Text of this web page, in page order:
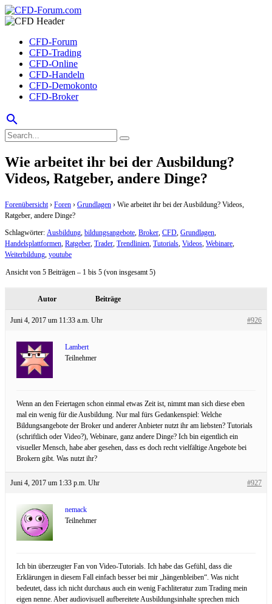
CFD-Forum
CFD-Trading
CFD-Online
CFD-Handeln
CFD-Demokonto
CFD-Broker
search
Wie arbeitet ihr bei der Ausbildung?
Videos, Ratgeber, andere Dinge?
Forenübersicht › Foren › Grundlagen › Wie arbeitet ihr bei der Ausbildung? Videos,
Ratgeber, andere Dinge?
Schlagwörter: Ausbildung, bildungsangebote, Broker, CFD, Grundlagen,
Handelsplattformen, Ratgeber, Trader, Trendlinien, Tutorials, Videos, Webinare,
Weiterbildung, youtube
Ansicht von 5 Beiträgen – 1 bis 5 (von insgesamt 5)
Autor Beiträge
Juni 4, 2017 um 11:33 a.m. Uhr #926
Lambert
Teilnehmer
Wenn an den Feiertagen schon einmal etwas Zeit ist, nimmt man sich diese eben
mal ein wenig für die Ausbildung. Nur mal fürs Gedankenspiel: Welche
Bildungsangebote der Broker und anderer Anbieter nutzt ihr am liebsten? Tutorials
(schriftlich oder Video?), Webinare, ganz andere Dinge? Ich bin eigentlich ein
visueller Mensch, habe aber gesehen, dass es doch recht vielfältige Angebote bei
Brokern gibt. Was nutzt ihr?
Juni 4, 2017 um 1:33 p.m. Uhr #927
nemack
Teilnehmer
Ich bin überzeugter Fan von Video-Tutorials. Ich habe das Gefühl, dass die
Erklärungen in diesem Fall einfach besser bei mir „hängenbleiben“. Was nicht
bedeutet, dass ich nicht durchaus auch ein wenig Fachliteratur zum Trading mein
eigen nenne. Aber audiovisuell aufbereitete Ausbildungsinhalte sprechen mich